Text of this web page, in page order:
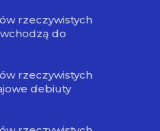
rzeczywistych
do
rzeczywistych
debiuty